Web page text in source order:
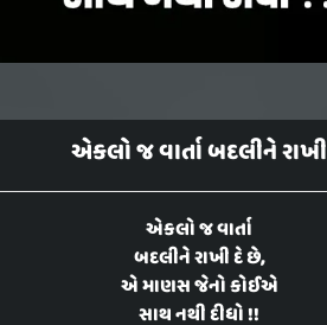
એકલો જ વાર્તા બદલીને રાખી
એકલો જ વાર્તા
બદલીને રાખી દે છે,
એ માણસ જેનો કોઈએ
સાથ નથી દીધો !!